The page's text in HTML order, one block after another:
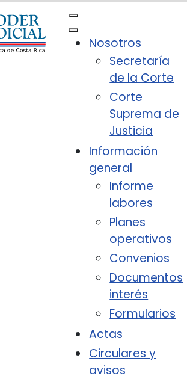
Nosotros
Secretaría
de la Corte
Corte
Suprema de
Justicia
Información
general
Informe
labores
Planes
operativos
Convenios
Documentos
interés
Formularios
Actas
Circulares y
avisos